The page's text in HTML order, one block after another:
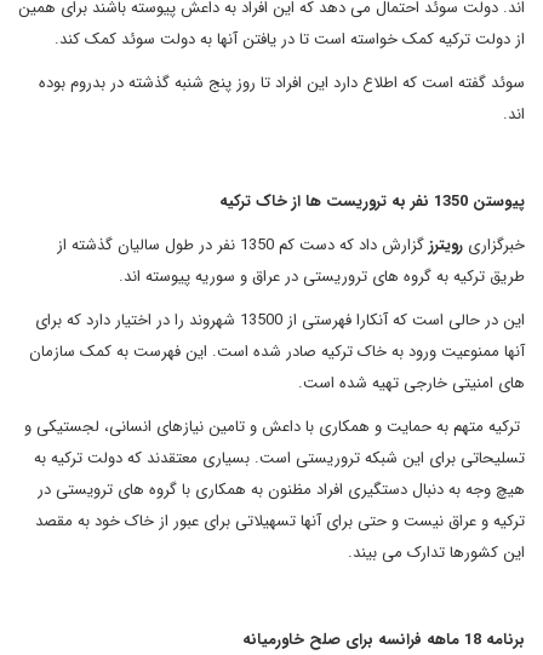
اند. دولت سوئد احتمال می دهد که این افراد به داعش پیوسته باشند برای همین
از دولت ترکیه کمک خواسته است تا در یافتن آنها به دولت سوئد کمک کند.
سوئد گفته است که اطلاع دارد این افراد تا روز پنج شنبه گذشته در بدروم بوده
اند.
پیوستن 1350 نفر به تروریست ها از خاک ترکیه
خبرگزاری رویترز
گزارش داد که دست کم 1350 نفر در طول سالیان گذشته از
طریق ترکیه به گروه های تروریستی در عراق و سوریه پیوسته اند.
این در حالی است که آنکارا فهرستی از 13500 شهروند را در اختیار دارد که برای
آنها ممنوعیت ورود به خاک ترکیه صادر شده است. این فهرست به کمک سازمان
های امنیتی خارجی تهیه شده است.
ترکیه متهم به حمایت و همکاری با داعش و تامین نیازهای انسانی، لجستیکی و
تسلیحاتی برای این شبکه تروریستی است. بسیاری معتقدند که دولت ترکیه به
هیچ وجه به دنبال دستگیری افراد مظنون به همکاری با گروه های ترویستی در
ترکیه و عراق نیست و حتی برای آنها تسهیلاتی برای عبور از خاک خود به مقصد
این کشورها تدارک می بیند.
برنامه 18 ماهه فرانسه برای صلح خاورمیانه